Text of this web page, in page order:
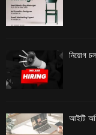
নিয়োগ
আইটি